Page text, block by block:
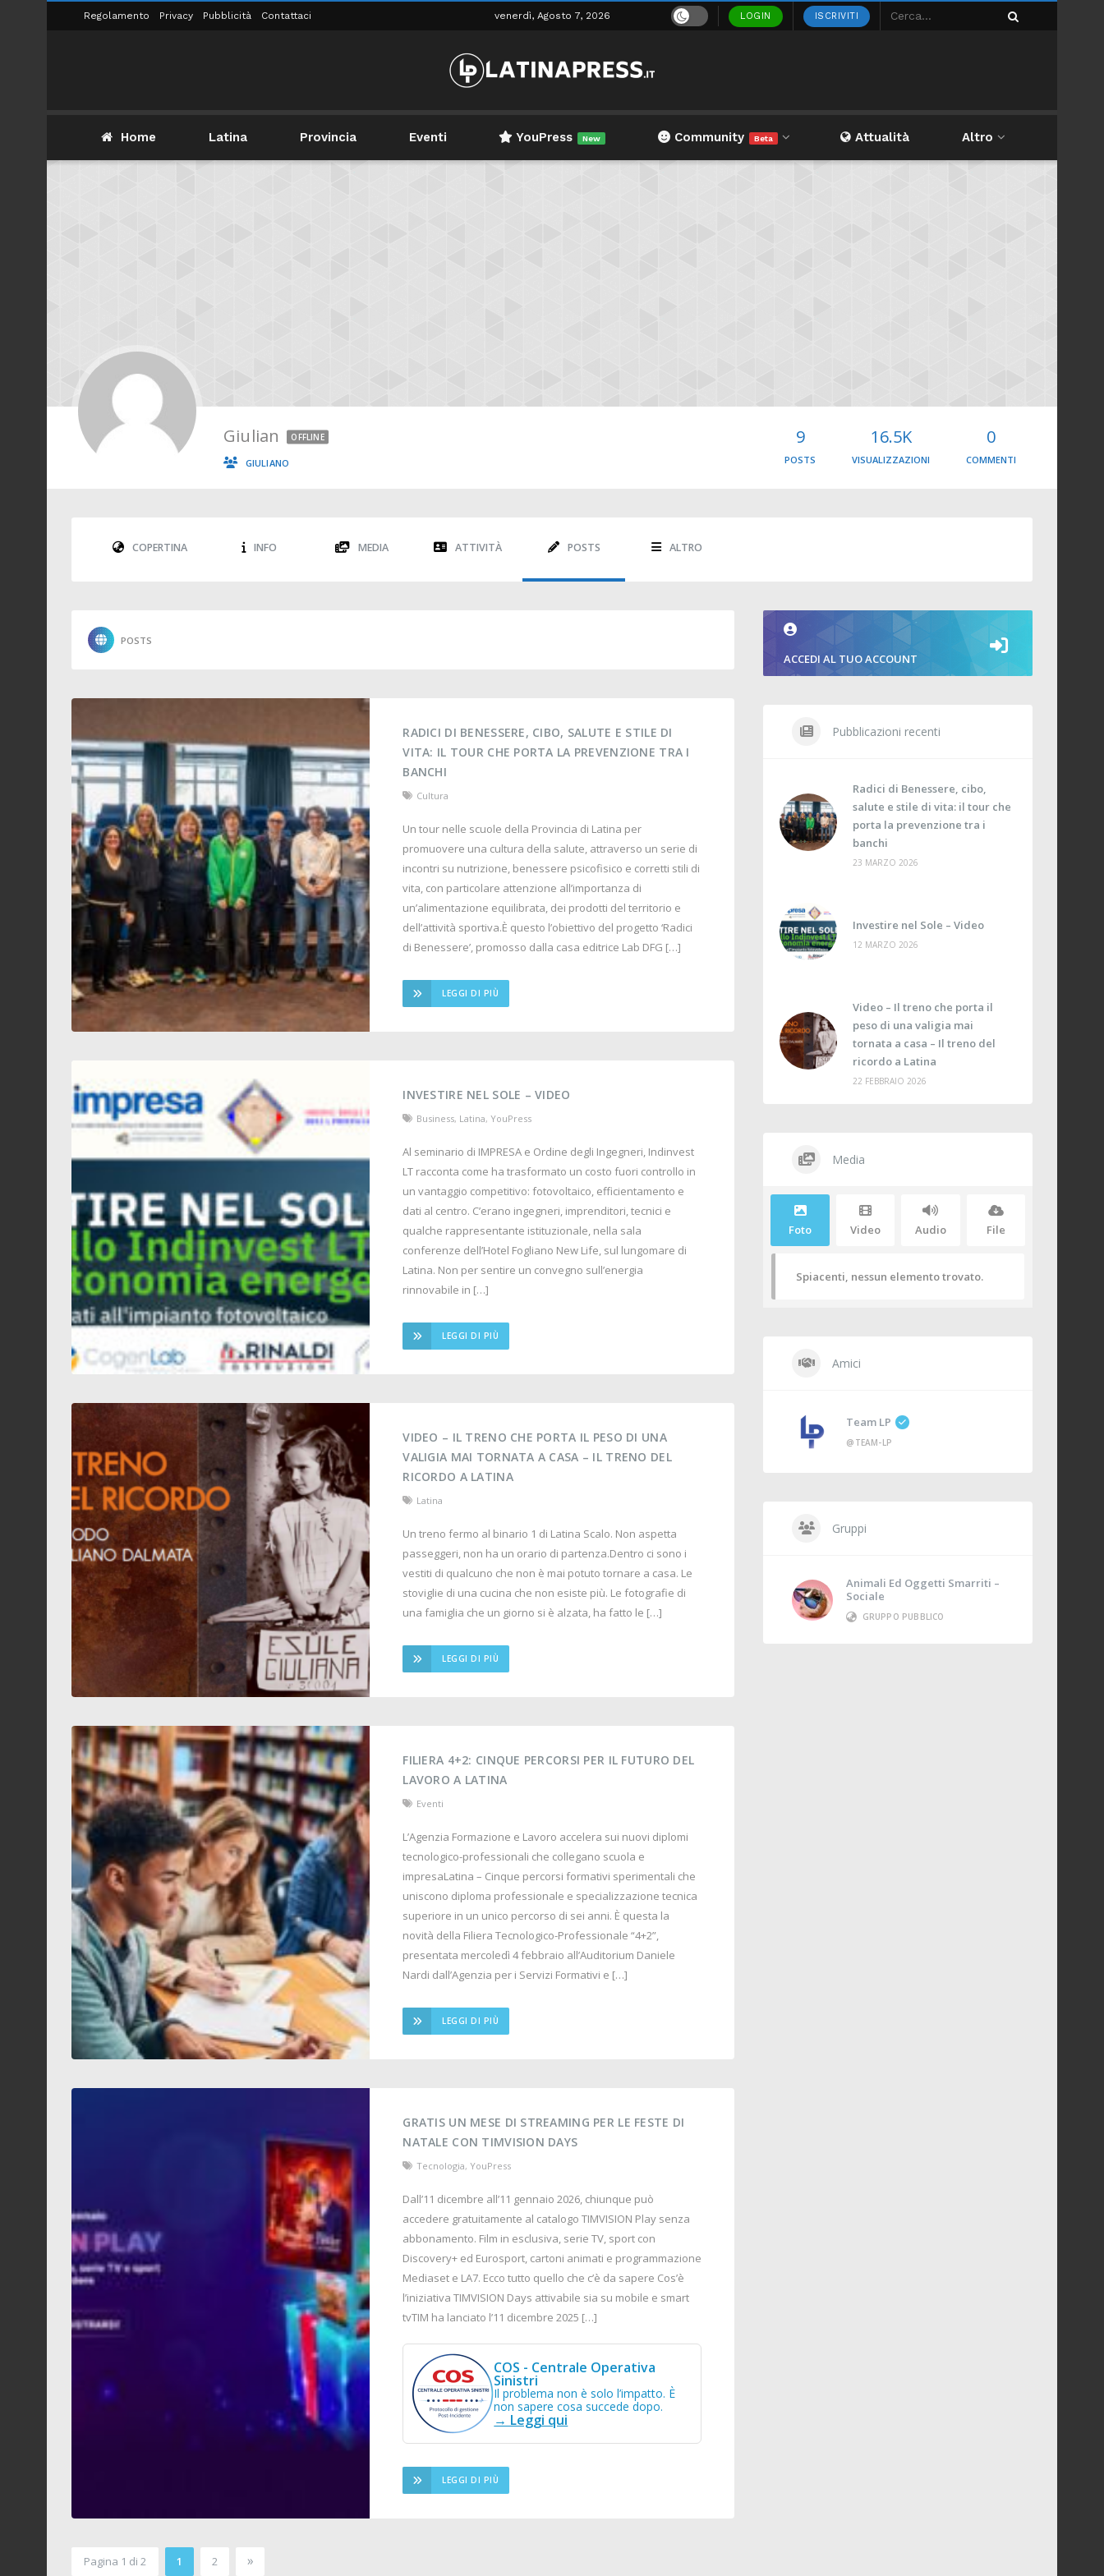
Regolamento Privacy Pubblicità Contattaci venerdì, Agosto 7, 2026 LOGIN ISCRIVITI
Home Latina Provincia Eventi YouPress New Community Beta Attualità Altro
Giulian OFFLINE
GIULIANO
9
POSTS
16.5K
VISUALIZZAZIONI
0
COMMENTI
COPERTINA INFO MEDIA ATTIVITÀ POSTS ALTRO
POSTS
RADICI DI BENESSERE, CIBO, SALUTE E STILE DI
VITA: IL TOUR CHE PORTA LA PREVENZIONE TRA I
BANCHI
Cultura
Un tour nelle scuole della Provincia di Latina per
promuovere una cultura della salute, attraverso un serie di
incontri su nutrizione, benessere psicofisico e corretti stili di
vita, con particolare attenzione all’importanza di
un’alimentazione equilibrata, dei prodotti del territorio e
dell’attività sportiva.È questo l’obiettivo del progetto ‘Radici
di Benessere’, promosso dalla casa editrice Lab DFG […]
LEGGI DI PIÙ
INVESTIRE NEL SOLE – VIDEO
Business, Latina,YouPress
Al seminario di IMPRESA e Ordine degli Ingegneri, Indinvest
LT racconta come ha trasformato un costo fuori controllo in
un vantaggio competitivo: fotovoltaico, efficientamento e
dati al centro. C’erano ingegneri, imprenditori, tecnici e
qualche rappresentante istituzionale, nella sala
conferenze dell’Hotel Fogliano New Life, sul lungomare di
Latina. Non per sentire un convegno sull’energia
rinnovabile in […]
LEGGI DI PIÙ
VIDEO – IL TRENO CHE PORTA IL PESO DI UNA
VALIGIA MAI TORNATA A CASA – IL TRENO DEL
RICORDO A LATINA
Latina
Un treno fermo al binario 1 di Latina Scalo. Non aspetta
passeggeri, non ha un orario di partenza.Dentro ci sono i
vestiti di qualcuno che non è mai potuto tornare a casa. Le
stoviglie di una cucina che non esiste più. Le fotografie di
una famiglia che un giorno si è alzata, ha fatto le […]
LEGGI DI PIÙ
FILIERA 4+2: CINQUE PERCORSI PER IL FUTURO DEL
LAVORO A LATINA
Eventi
L’Agenzia Formazione e Lavoro accelera sui nuovi diplomi
tecnologico-professionali che collegano scuola e
impresaLatina – Cinque percorsi formativi sperimentali che
uniscono diploma professionale e specializzazione tecnica
superiore in un unico percorso di sei anni. È questa la
novità della Filiera Tecnologico-Professionale “4+2”,
presentata mercoledì 4 febbraio all’Auditorium Daniele
Nardi dall’Agenzia per i Servizi Formativi e […]
LEGGI DI PIÙ
GRATIS UN MESE DI STREAMING PER LE FESTE DI
NATALE CON TIMVISION DAYS
Tecnologia,YouPress
Dall’11 dicembre all’11 gennaio 2026, chiunque può
accedere gratuitamente al catalogo TIMVISION Play senza
abbonamento. Film in esclusiva, serie TV, sport con
Discovery+ ed Eurosport, cartoni animati e programmazione
Mediaset e LA7. Ecco tutto quello che c’è da sapere Cos’è
l’iniziativa TIMVISION Days attivabile sia su mobile e smart
tvTIM ha lanciato l’11 dicembre 2025 […]
COS - Centrale Operativa
Sinistri
Il problema non è solo l’impatto. È
non sapere cosa succede dopo.
→ Leggi qui
LEGGI DI PIÙ
Pagina 1 di 2 1 2 »
ACCEDI AL TUO ACCOUNT
Pubblicazioni recenti
Radici di Benessere, cibo,
salute e stile di vita: il tour che
porta la prevenzione tra i
banchi
23 MARZO 2026
Investire nel Sole – Video
12 MARZO 2026
Video – Il treno che porta il
peso di una valigia mai
tornata a casa – Il treno del
ricordo a Latina
22 FEBBRAIO 2026
Media
Foto Video Audio File
Spiacenti, nessun elemento trovato.
Amici
Team LP
@TEAM-LP
Gruppi
Animali Ed Oggetti Smarriti –
Sociale
GRUPPO PUBBLICO